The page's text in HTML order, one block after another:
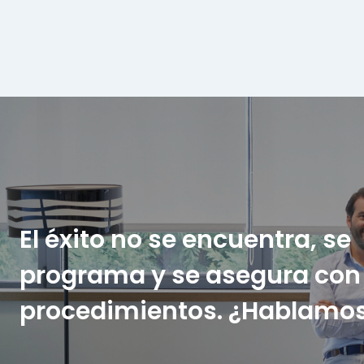
El éxito no se encuentra, se
programa y se asegura con
procedimientos.